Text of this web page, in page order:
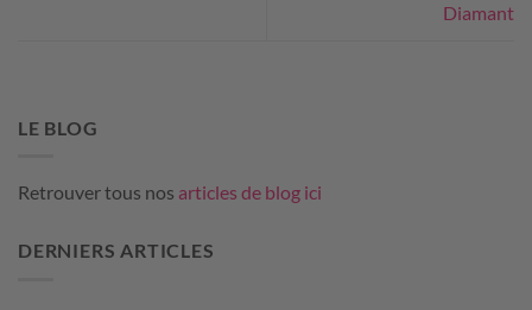
Diamant
LE BLOG
Retrouver tous nos articles de blog ici
DERNIERS ARTICLES